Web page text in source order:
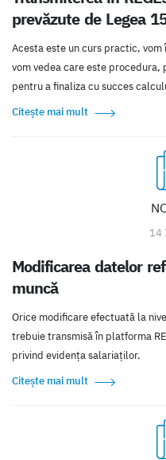
prevăzute de Legea
Acesta este un curs practic,
vom vedea care este procedura,
pentru a finaliza cu succes
Citește mai mult
14
Modificarea datelor
muncă
Orice modificare efectuată la
trebuie transmisă în platforma
privind evidența salariaților.
Citește mai mult